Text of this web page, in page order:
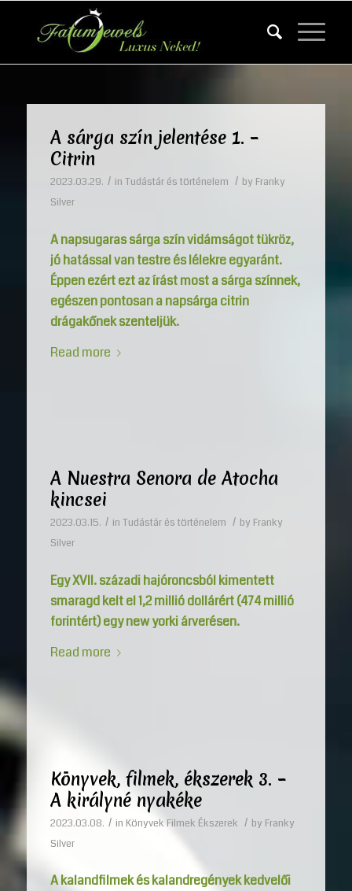
A sárga szín jelentése 1. –
Citrin
2023.03.29. / in Tudástár és történelem / by Franky
Silver
A napsugaras sárga szín vidámságot tükröz,
jó hatással van testre és lélekre egyaránt.
Éppen ezért ezt az írást most a sárga színnek,
egészen pontosan a napsárga citrin
drágakőnek szenteljük.
Read more
A Nuestra Senora de Atocha
kincsei
2023.03.15. / in Tudástár és történelem / by Franky
Silver
Egy XVII. századi hajóroncsból kimentett
smaragd kelt el 1,2 millió dollárért (474 millió
forintért) egy new yorki árverésen.
Read more
Könyvek, filmek, ékszerek 3. –
A királyné nyakéke
2023.03.08. / in Könyvek Filmek Ékszerek / by Franky
Silver
A kalandfilmek és kalandregények kedvelői